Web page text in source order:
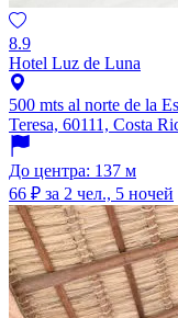
8.9
Hotel Luz de Luna
500 mts al norte de la
Teresa, 60111, Costa
До центра: 137 м
66 ₽ за 2 чел., 5 ночей